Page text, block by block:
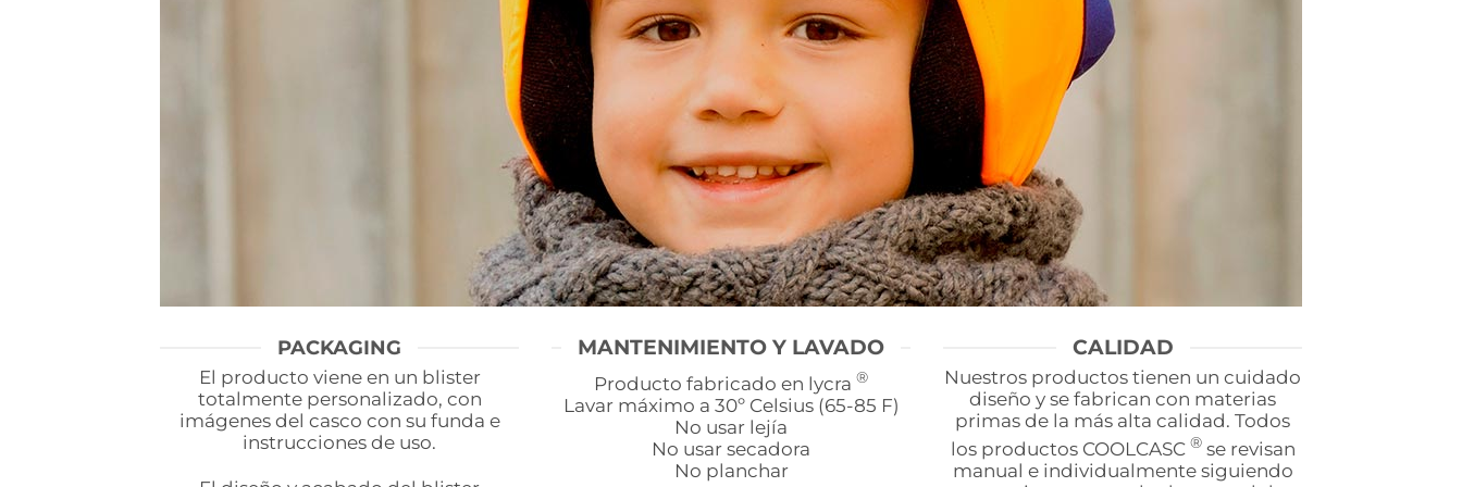
PACKAGING
El producto viene en un blister
totalmente personalizado, con
imágenes del casco con su funda e
instrucciones de uso.
MANTENIMIENTO Y LAVADO
Producto fabricado en lycra ®
Lavar máximo a 30º Celsius (65-85 F)
No usar lejía
No usar secadora
No planchar
CALIDAD
Nuestros productos tienen un cuidado
diseño y se fabrican con materias
primas de la más alta calidad. Todos
los productos COOLCASC® se revisan
manual e individualmente siguiendo